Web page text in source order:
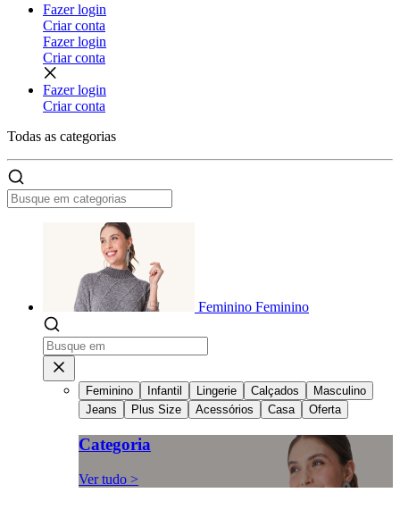
Fazer login
Criar conta
Fazer login
Criar conta
Fazer login
Criar conta
Todas as categorias
Feminino Feminino
Feminino Infantil Lingerie Calçados
Masculino
Jeans
Plus Size Acessórios Casa Oferta
Categoria
Ver tudo >